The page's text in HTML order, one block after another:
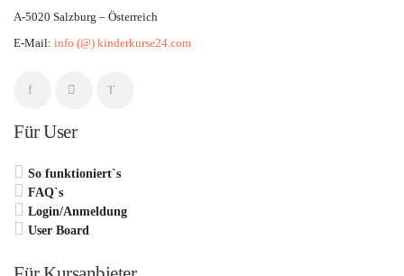
A-5020 Salzburg – Österreich
E-Mail: info (@) kinderkurse24.com
Für User
So funktioniert`s
FAQ`s
Login/Anmeldung
User Board